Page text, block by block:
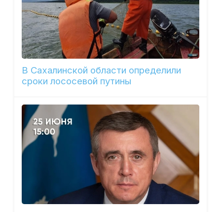
В Сахалинской области определили
сроки лососевой путины